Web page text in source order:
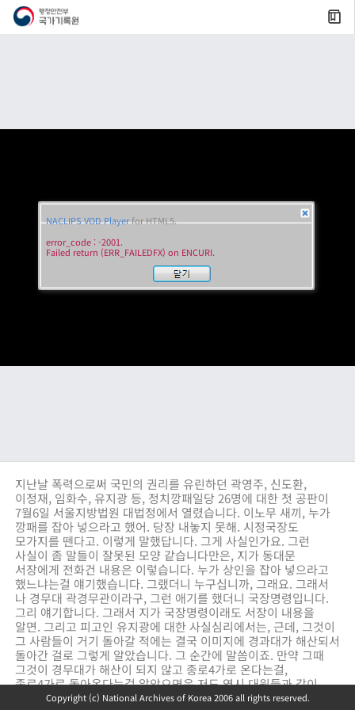
NACLIPS VOD Playerfor HTML5.
error_code : -2001.
Failed return (ERR_FAILEDFX) on ENCURI.
지난날 폭력으로써 국민의 권리를 유린하던 곽영주, 신도환,
이정재, 임화수, 유지광 등, 정치깡패일당 26명에 대한 첫 공판이
7월6일 서울지방법원 대법정에서 열렸습니다. 이노무 새끼, 누가
깡패를 잡아 넣으라고 했어. 당장 내놓지 못해. 시정국장도
모가지를 뗀다고. 이렇게 말했답니다. 그게 사실인가요. 그런
사실이 좀 말들이 잘못된 모양 같습니다만은, 지가 동대문
서장에게 전화건 내용은 이렇습니다. 누가 상인을 잡아 넣으라고
했느냐는걸 얘기했습니다. 그랬더니 누구십니까, 그래요. 그래서
나 경무대 곽경무관이라구, 그런 애기를 했더니 국장명령입니다.
그리 얘기합니다. 그래서 지가 국장명령이래도 서장이 내용을
알면. 그리고 피고인 유지광에 대한 사실심리에서는, 근데, 그것이
그 사람들이 거기 돌아갈 적에는 결국 이미지에 경과대가 해산되서
돌아간 걸로 그렇게 알았습니다. 그 순간에 말씀이죠. 만약 그때
그것이 경무대가 해산이 되지 않고 종로4가로 온다는걸,
종로4가로 돌아온다는걸 알았으면은 저도 역시 대원들과 같이
종로4에 가 있었을 겁니다. 그런데 피고인 유지광은 서로 발뺌만
Copyright (c) National Archives of Korea 2006 all rights reserved.